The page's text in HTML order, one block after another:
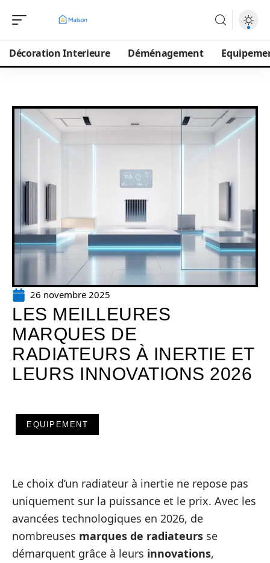
Décoration Interieure Déménagement
26 novembre 2025
LES MEILLEURES
MARQUES DE
RADIATEURS À INERTIE ET
LEURS INNOVATIONS 2026
EQUIPEMENT
Le choix d’un radiateur à inertie ne repose pas
uniquement sur la puissance et le prix. Avec les
avancées technologiques en 2026, de
nombreuses marques de radiateurs se
démarquent grâce à leurs innovations,